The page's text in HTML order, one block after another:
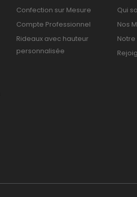
Confection sur Mesure
Compte Professionnel
Rideaux avec hauteur
personnalisée
Qui
Nos